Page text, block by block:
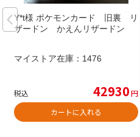
Y*t様 ポケモンカード 旧裏 リ
ザードン かえんリザードン
マイストア在庫： 1476
税込 42930円
カートに入れる